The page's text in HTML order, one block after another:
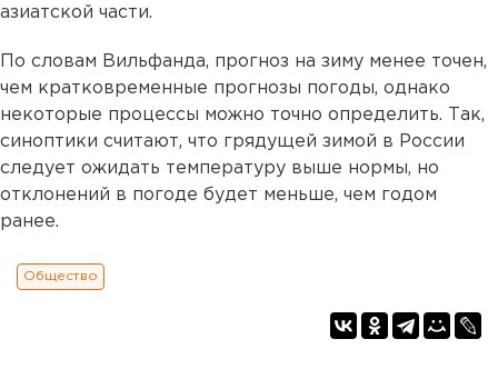
азиатской части.
По словам Вильфанда, прогноз на зиму менее точен,
чем кратковременные прогнозы погоды, однако
некоторые процессы можно точно определить. Так,
синоптики считают, что грядущей зимой в России
следует ожидать температуру выше нормы, но
отклонений в погоде будет меньше, чем годом
ранее.
Общество